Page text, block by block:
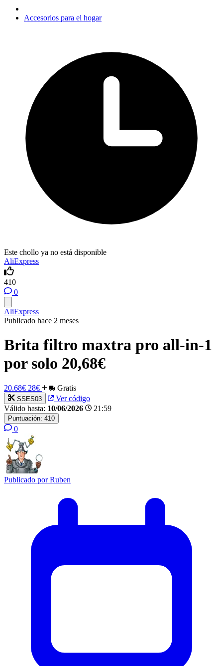
Accesorios para el hogar
Este chollo ya no está disponible
AliExpress
410
0
AliExpress
Publicado hace 2 meses
Brita filtro maxtra pro all-in-1
por solo 20,68€
20.68€ 28€ Gratis
SSES03
Ver código
Válido hasta: 10/06/2026 21:59
Puntuación: 410
0
Publicado porRuben